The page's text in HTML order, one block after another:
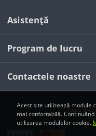
Asistență
Program de lucru
Contactele noastre
Toate
Acest site utilizează module
mai confortabilă.
utilizarea modulelor cookie.